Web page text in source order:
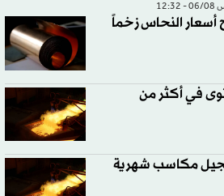
النحاس زخماً
في أكثر من
مكاسب شهرية